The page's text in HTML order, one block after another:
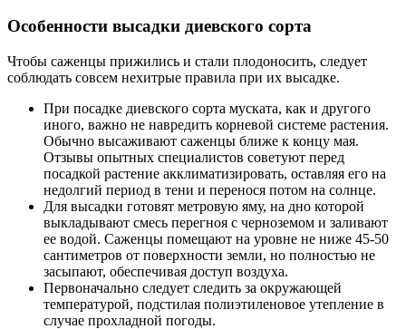
Особенности высадки диевского сорта
Чтобы саженцы прижились и стали плодоносить, следует
соблюдать совсем нехитрые правила при их высадке.
При посадке диевского сорта муската, как и другого
иного, важно не навредить корневой системе растения.
Обычно высаживают саженцы ближе к концу мая.
Отзывы опытных специалистов советуют перед
посадкой растение акклиматизировать, оставляя его на
недолгий период в тени и перенося потом на солнце.
Для высадки готовят метровую яму, на дно которой
выкладывают смесь перегноя с черноземом и заливают
ее водой. Саженцы помещают на уровне не ниже 45-50
сантиметров от поверхности земли, но полностью не
засыпают, обеспечивая доступ воздуха.
Первоначально следует следить за окружающей
температурой, подстилая полиэтиленовое утепление в
случае прохладной погоды.